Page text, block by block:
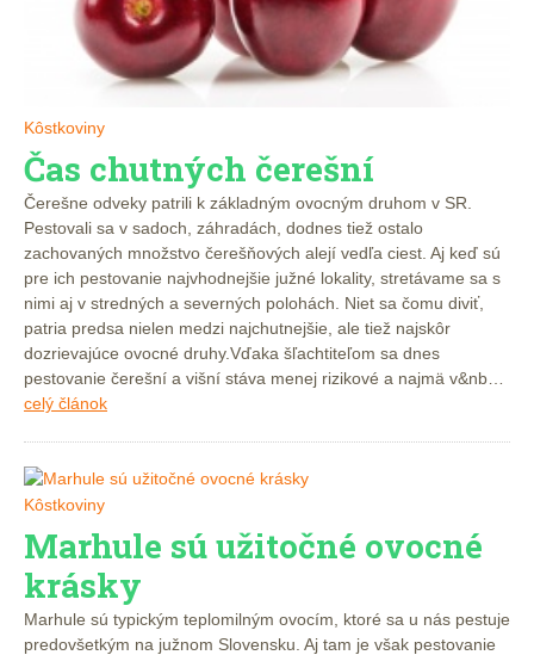
Kôstkoviny
Čas chutných čerešní
Čerešne odveky patrili k základným ovocným druhom v SR.
Pestovali sa v sadoch, záhradách, dodnes tiež ostalo
zachovaných množstvo čerešňových alejí vedľa ciest. Aj keď sú
pre ich pestovanie najvhodnejšie južné lokality, stretávame sa s
nimi aj v stredných a severných polohách. Niet sa čomu diviť,
patria predsa nielen medzi najchutnejšie, ale tiež najskôr
dozrievajúce ovocné druhy.Vďaka šľachtiteľom sa dnes
pestovanie čerešní a višní stáva menej rizikové a najmä v&nb…
celý článok
Kôstkoviny
Marhule sú užitočné ovocné
krásky
Marhule sú typickým teplomilným ovocím, ktoré sa u nás pestuje
predovšetkým na južnom Slovensku. Aj tam je však pestovanie